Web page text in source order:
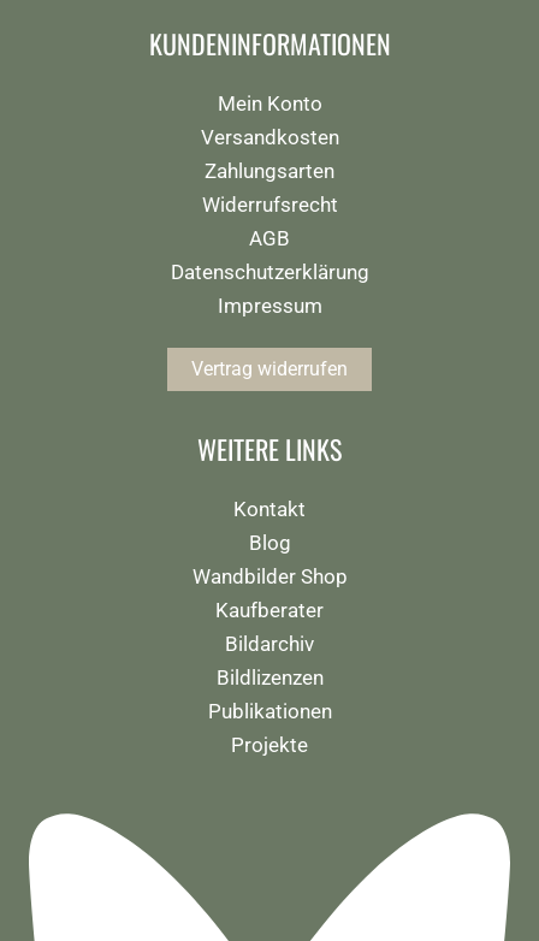
KUNDENINFORMATIONEN
Mein Konto
Versandkosten
Zahlungsarten
Widerrufsrecht
AGB
Datenschutzerklärung
Impressum
Vertrag widerrufen
WEITERE LINKS
Kontakt
Blog
Wandbilder Shop
Kaufberater
Bildarchiv
Bildlizenzen
Publikationen
Projekte